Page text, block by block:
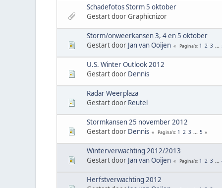
Schadefotos Storm 5 oktober
Gestart door Graphicnizor
Storm/onweerkansen 3, 4 en 5 oktober
Gestart door Jan van Ooijen Pagina's 1 2 3 ...
U.S. Winter Outlook 2012
Gestart door Dennis
Radar Weerplaza
Gestart door Reutel
Stormkansen 25 november 2012
Gestart door Dennis Pagina's 1 2 3 ... 5
Winterverwachting 2012/2013
Gestart door Jan van Ooijen Pagina's 1 2 3 ...
Herfstverwachting 2012